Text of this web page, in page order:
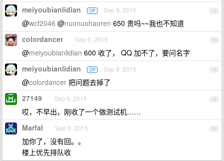
12
meiyoubianlidian OP Sep 9, 2015
@wcf2046 @nuonuohaoren 650 贵吗~~我也不知道
13
colordancer Sep 9, 2015
@meiyoubianlidian 600 收了， QQ 加不了，要问名字
14
meiyoubianlidian OP Sep 9, 2015
@colordancer 把问题去掉了
15
27149 Sep 9, 2015
哎，不早出，刚收了一个做测试机……
16
Marfal Sep 9, 2015
加你了，没有回。。
楼上优先排队收